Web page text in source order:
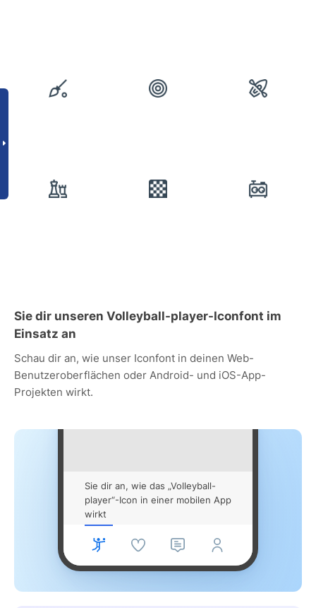
Sie dir unseren Volleyball-player-Iconfont im
Einsatz an
Schau dir an, wie unser Iconfont in deinen Web-
Benutzeroberflächen oder Android- und iOS-App-
Projekten wirkt.
Sie dir an, wie das „Volleyball-
player“-Icon in einer mobilen App
wirkt